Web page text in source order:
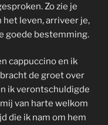
Zo zie je
het leven, arriveer je,
goede bestemming.
cappuccino en ik
de groet over
ik verontschuldigde
van harte welkom
die ik nam om hem